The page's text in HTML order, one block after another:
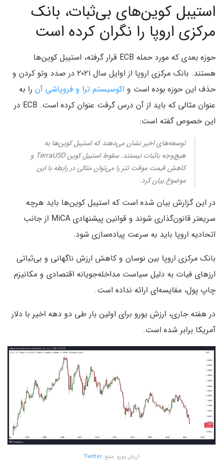
استیبل کوین‌های بی‌ثبات، بانک
مرکزی اروپا را نگران کرده است
حوزه بعدی که مورد حمله ECB قرار گرفته، استیبل کوین‌ها
هستند. بانک مرکزی اروپا از اوایل سال ۲۰۲۱ در صدد وتو کردن و
حذف این حوزه بوده است و اکوسیستم ترا و فروپاشی آن را به
عنوان مثالی که باید از آن درس گرفت عنوان کرده است. ECB در
این خصوص گفته است:
توسعه‌های اخیر نشان می‌دهند که استیبل کوین‌ها به
هیچ‌وجه باثبات نیستند. سقوط استیبل کوین TerraUSD و
کاهش قیمت موقت تتر را می‌توان مثالی در رابطه با این
موضوع بیان کرد.
در این گزارش بیان شده است که استیبل کوین‌ها باید هرچه
سریعتر قانون‌گذاری شوند و قوانین پیشنهادی MiCA از جانب
اتحادیه اروپا باید به سرعت پیاده‌سازی شود.
بانک مرکزی اروپا بین نوسان و کاهش ارزش ناگهانی و بی‌ثباتی
ارزهای فیات به دلیل سیاست مداخله‌جویانه اقتصادی و مکانیزم
چاپ پول، مقایسه‌ای ارائه نداده است.
در هفته جاری، ارزش یورو برای اولین بار طی دو دهه اخیر با دلار
آمریکا برابر شده است.
ارزش یورو. منبع: Twitter